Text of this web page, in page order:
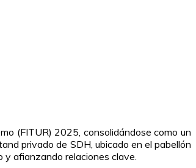
(FITUR) 2025, consolidándose como un
privado de SDH, ubicado en el pabellón
afianzando relaciones clave.